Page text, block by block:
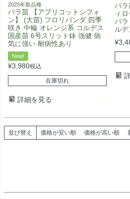
2025年新品種
バラ苗 【アプリコットシフォ
ン】 (大苗) フロリバンダ 四季
咲き 中輪 オレンジ系 コルデス
国産苗 6号スリット鉢 強健 病
気に強い 耐病性あり
New!
¥3,980税込
在庫切れ
詳細を見る
バラ
ィ
バラ
ル
¥
並び替え 価格が安い順 価格が高い順